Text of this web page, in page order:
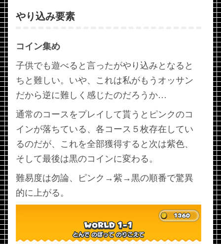
やり込み要素
コイン集め
子供でも遊べると言ったがやり込みとなると
ちと難しい。いや、これは私がもうオッサン
だから逆に難しく感じたのだろうか…
通常のコースをプレイして貰うとピンクのコ
インが落ちている、各コース５枚存在してい
るのだが、これを全部獲得すると次は紫色、
そして最後は黒のコインに変わる。
難易度は勿論、ピンク→紫→黒の順番で驚異
的に上がる。